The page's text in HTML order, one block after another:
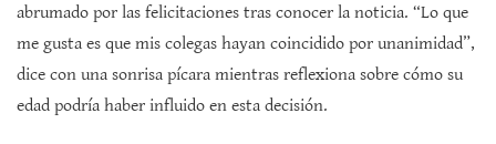
abrumado por las felicitaciones tras conocer la noticia. “Lo que
me gusta es que mis colegas hayan coincidido por unanimidad”,
dice con una sonrisa pícara mientras reflexiona sobre cómo su
edad podría haber influido en esta decisión.